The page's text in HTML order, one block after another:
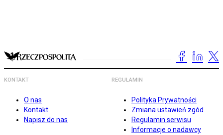
KONTAKT
O nas
Kontakt
Napisz do nas
REGULAMIN
Polityka Prywatności
Zmiana ustawień zgód
Regulamin serwisu
Informacje o nadawcy